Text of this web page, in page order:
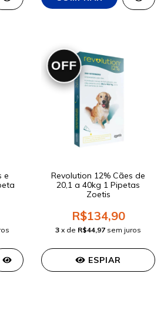
e
OFF
Revolution 12% Cães de
20,1 a 40kg 1 Pipetas
Zoetis
R$134,90
3 x de R$44,97 sem juros
ESPIAR